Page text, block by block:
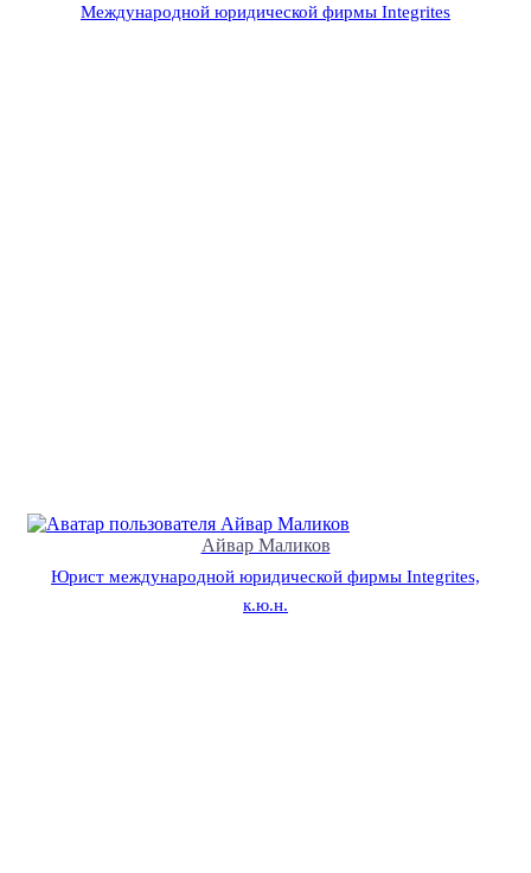
Международной юридической фирмы Integrites
Айвар Маликов
Юрист международной юридической фирмы Integrites,
к.ю.н.